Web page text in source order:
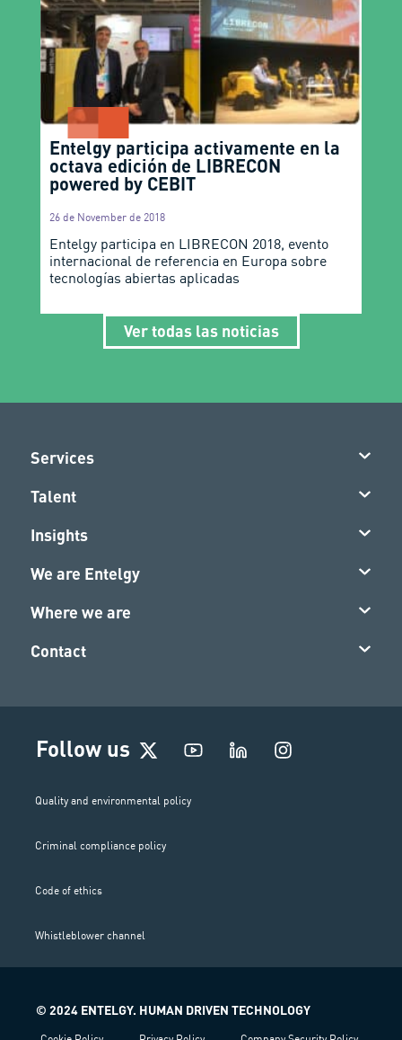
Entelgy participa activamente en la
octava edición de LIBRECON
powered by CEBIT
26 de November de 2018
Entelgy participa en LIBRECON 2018, evento
internacional de referencia en Europa sobre
tecnologías abiertas aplicadas
Ver todas las noticias
Services
Talent
Insights
We are Entelgy
Where we are
Contact
Follow us
I
n
Quality and environmental policy
Criminal compliance policy
Code of ethics
Whistleblower channel
© 2024 ENTELGY. HUMAN DRIVEN TECHNOLOGY